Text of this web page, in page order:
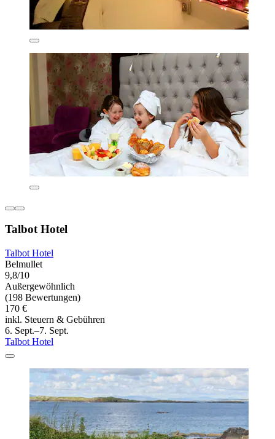
Talbot Hotel
Talbot Hotel
Belmullet
9,8/10
Außergewöhnlich
(198 Bewertungen)
170 €
inkl. Steuern & Gebühren
6. Sept.–7. Sept.
Talbot Hotel